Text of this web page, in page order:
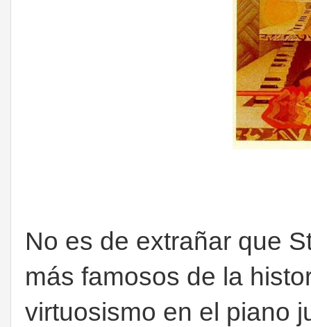
No es de extrañar que
más famosos de la
virtuosismo en el piano